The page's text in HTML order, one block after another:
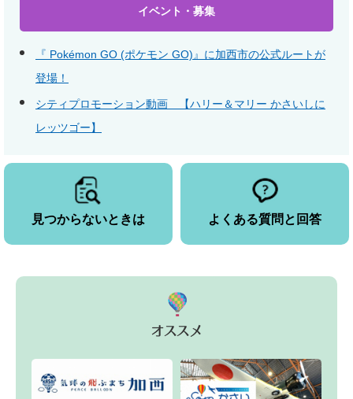
イベント・募集
『 Pokémon GO (ポケモン GO)』に加西市の公式ルートが
登場！
シティプロモーション動画 【ハリー＆マリー かさいしに
レッツゴー】
見つからないときは よくある質問と回答